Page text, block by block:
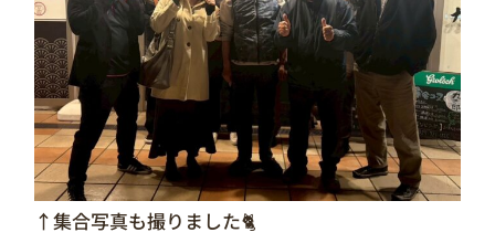
↑集合写真も撮りました🐈